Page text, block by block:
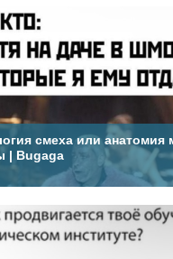
смеха или
| Bugaga